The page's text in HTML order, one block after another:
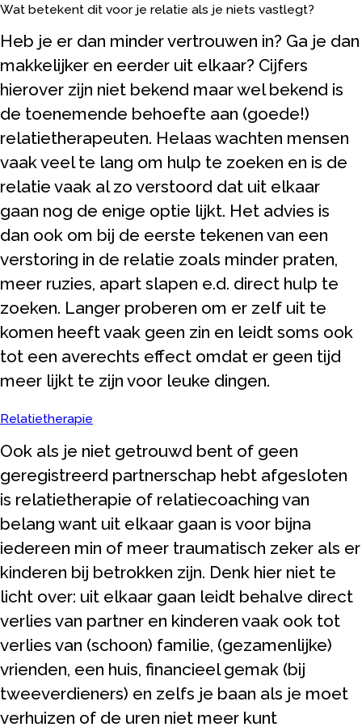
Wat betekent dit voor je relatie als je niets vastlegt?
Heb je er dan minder vertrouwen in? Ga je dan
makkelijker en eerder uit elkaar? Cijfers
hierover zijn niet bekend maar wel bekend is
de toenemende behoefte aan (goede!)
relatietherapeuten. Helaas wachten mensen
vaak veel te lang om hulp te zoeken en is de
relatie vaak al zo verstoord dat uit elkaar
gaan nog de enige optie lijkt. Het advies is
dan ook om bij de eerste tekenen van een
verstoring in de relatie zoals minder praten,
meer ruzies, apart slapen e.d. direct hulp te
zoeken. Langer proberen om er zelf uit te
komen heeft vaak geen zin en leidt soms ook
tot een averechts effect omdat er geen tijd
meer lijkt te zijn voor leuke dingen.
Relatietherapie
Ook als je niet getrouwd bent of geen
geregistreerd partnerschap hebt afgesloten
is relatietherapie of relatiecoaching van
belang want uit elkaar gaan is voor bijna
iedereen min of meer traumatisch zeker als er
kinderen bij betrokken zijn. Denk hier niet te
licht over: uit elkaar gaan leidt behalve direct
verlies van partner en kinderen vaak ook tot
verlies van (schoon) familie, (gezamenlijke)
vrienden, een huis, financieel gemak (bij
tweeverdieners) en zelfs je baan als je moet
verhuizen of de uren niet meer kunt